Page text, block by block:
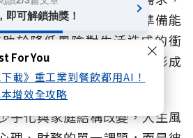
For You
載》重工業到餐飲都用AI！
增效全攻略
會網絡。當不同面向的準備能
於降低風險對生活造成的衝
生活與財務因缺乏支持而形成
不同人生階段挑戰的韌性。
子化與家庭結構改變，人生風
即可解鎖抽獎！